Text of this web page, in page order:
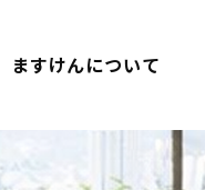
ますけんについて